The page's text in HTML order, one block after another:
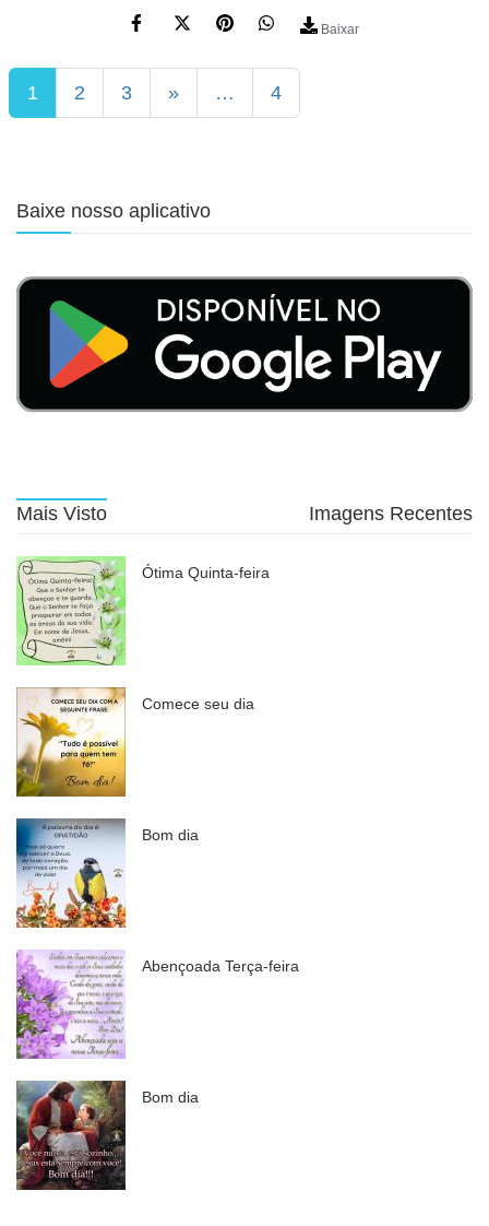
Baixar
1 2 3 » … 4
Baixe nosso aplicativo
Mais Visto Imagens Recentes
Ótima Quinta-feira
Comece seu dia
Bom dia
Abençoada Terça-feira
Bom dia